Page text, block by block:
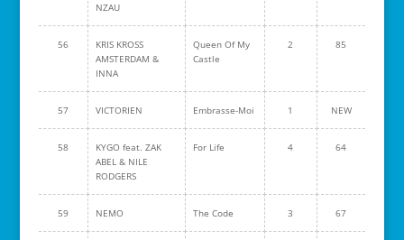
NZAU
56
KRIS KROSS
AMSTERDAM &
INNA
Queen Of My
Castle
2 85
57 VICTORIEN Embrasse-Moi 1 NEW
58
KYGO feat. ZAK
ABEL & NILE
RODGERS
For Life 4 64
59 NEMO The Code 3 67